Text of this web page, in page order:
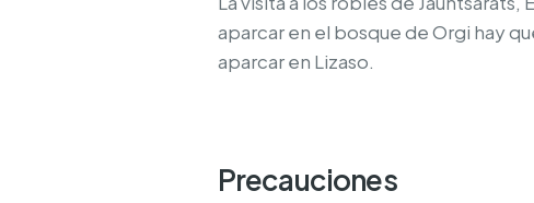
aparcar en el bosque de Orgi hay
aparcar en Lizaso.
Precauciones